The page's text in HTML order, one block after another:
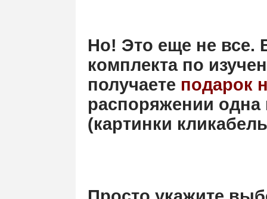
Но! Это еще не все.
комплекта по
получаете подарок
распоряжении
(картинки